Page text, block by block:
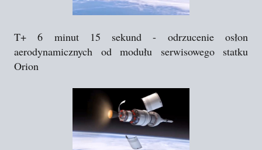
T+ 6 minut 15 sekund - odrzucenie osłon
aerodynamicznych od modułu serwisowego statku
Orion